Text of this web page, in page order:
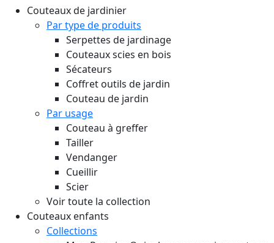
Couteaux de jardinier
Par type de produits
Serpettes de jardinage
Couteaux scies en bois
Sécateurs
Coffret outils de jardin
Couteau de jardin
Par usage
Couteau à greffer
Tailler
Vendanger
Cueillir
Scier
Voir toute la collection
Couteaux enfants
Collections